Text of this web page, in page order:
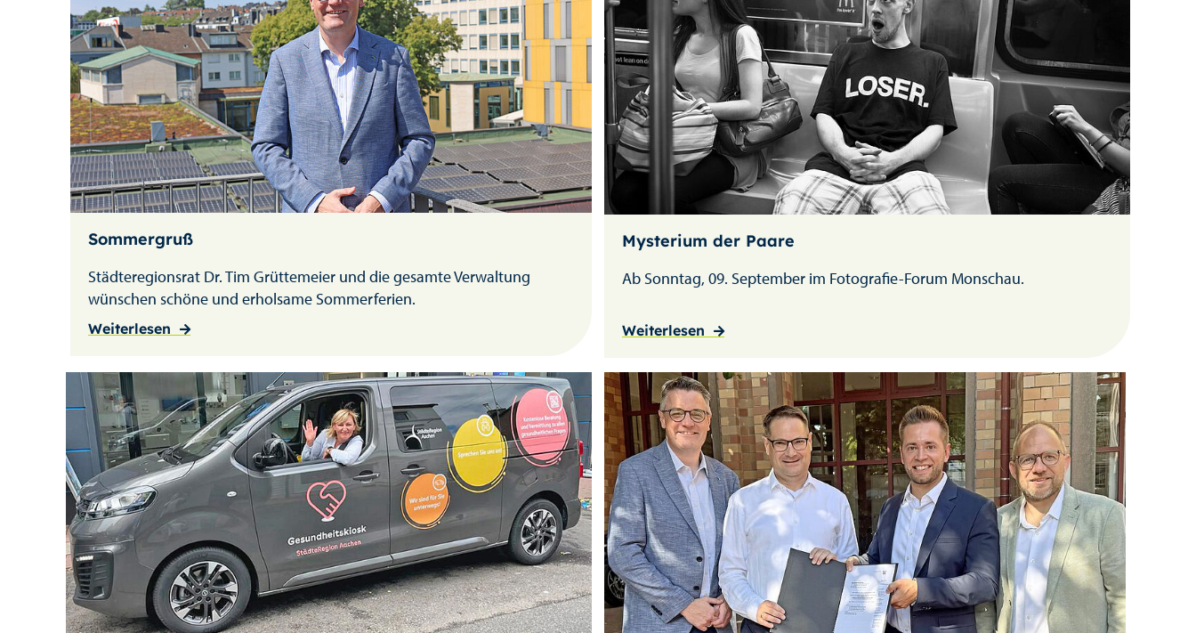
Sommergruß
Städteregionsrat Dr. Tim Grüttemeier und die gesamte Verwaltung
wünschen schöne und erholsame Sommerferien.
Weiterlesen
Mysterium der Paare
Ab Sonntag, 09. September im Fotografie-Forum Monschau.
Weiterlesen